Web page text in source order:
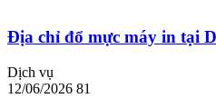
Địa chỉ đổ mực máy in tại
Dịch vụ
12/06/2026 81